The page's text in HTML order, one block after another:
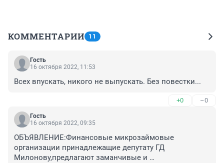
КОММЕНТАРИИ 11
Гость
16 октября 2022, 11:53
Всех впускать, никого не выпускать. Без повестки...
+0 –0
Гость
16 октября 2022, 09:35
ОБЪЯВЛЕНИЕ:Финансовые микрозаймовые
организации принадлежащие депутату ГД
Милонову,предлагают заманчивые и